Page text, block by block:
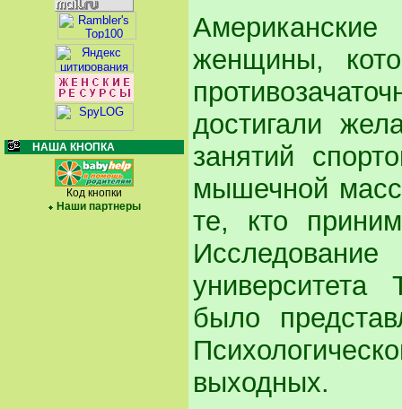
НАША КНОПКА
Код кнопки
Наши партнеры
женщины,
достигали
занятий
мышечной
те, кто
университета
было
выходных.